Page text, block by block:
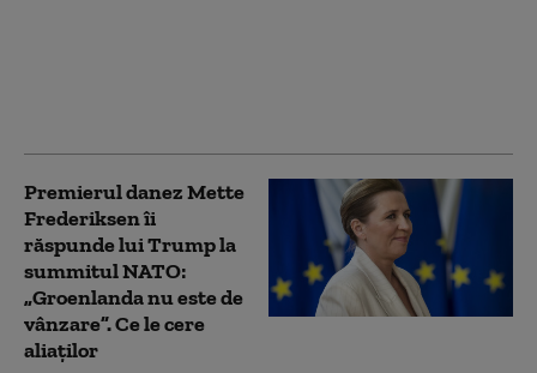
Premierul danez Mette
Frederiksen îi
răspunde lui Trump la
summitul NATO:
„Groenlanda nu este de
vânzare”. Ce le cere
aliaților